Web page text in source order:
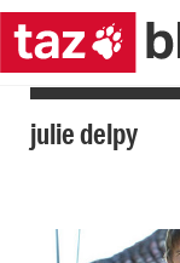
julie delpy